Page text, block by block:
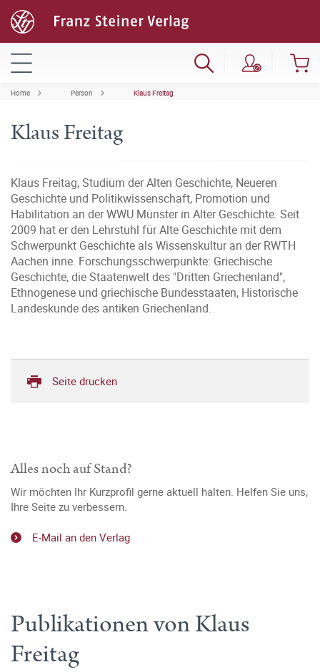
Home Person Klaus Freitag
Klaus Freitag
Klaus Freitag, Studium der Alten Geschichte, Neueren
Geschichte und Politikwissenschaft, Promotion und
Habilitation an der WWU Münster in Alter Geschichte. Seit
2009 hat er den Lehrstuhl für Alte Geschichte mit dem
Schwerpunkt Geschichte als Wissenskultur an der RWTH
Aachen inne. Forschungsschwerpunkte: Griechische
Geschichte, die Staatenwelt des "Dritten Griechenland",
Ethnogenese und griechische Bundesstaaten, Historische
Landeskunde des antiken Griechenland.
Seite drucken
Alles noch auf Stand?
Wir möchten Ihr Kurzprofil gerne aktuell halten. Helfen Sie uns,
Ihre Seite zu verbessern.
E-Mail an den Verlag
Publikationen von Klaus
Freitag